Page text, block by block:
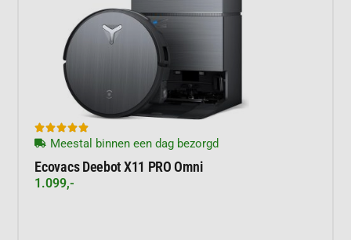

Meestal binnen een dag bezorgd
Ecovacs Deebot X11 PRO Omni
1.099,-